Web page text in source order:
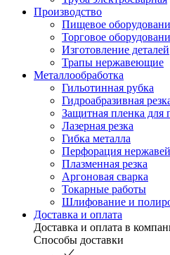
Производство
Пищевое
Торговое
Изготовление деталей
Трапы нержавеющие
Металлообработка
Гильотинная рубка
Гидроабразивная
Защитная пленка для
Лазерная резка
Гибка металла
Перфорация
Плазменная резка
Аргоновая сварка
Токарные работы
Шлифование и
Доставка и оплата
Доставка и оплата в
Способы доставки